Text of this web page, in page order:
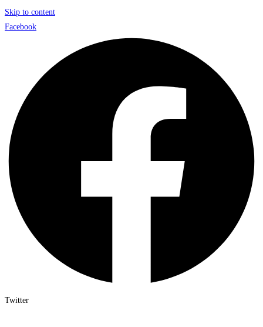
Skip to content
Facebook
Twitter